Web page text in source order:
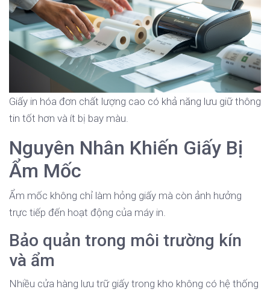
Giấy in hóa đơn chất lượng cao có khả năng lưu giữ thông
tin tốt hơn và ít bị bay màu.
Nguyên Nhân Khiến Giấy Bị
Ẩm Mốc
Ẩm mốc không chỉ làm hỏng giấy mà còn ảnh hưởng
trực tiếp đến hoạt động của máy in.
Bảo quản trong môi trường kín
và ẩm
Nhiều cửa hàng lưu trữ giấy trong kho không có hệ thống